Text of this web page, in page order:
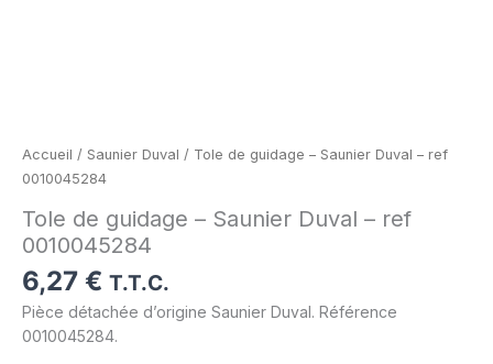
Accueil / Saunier Duval / Tole de guidage – Saunier Duval – ref
0010045284
Tole de guidage – Saunier Duval – ref
0010045284
6,27 € T.T.C.
Pièce détachée d’origine Saunier Duval. Référence
0010045284.